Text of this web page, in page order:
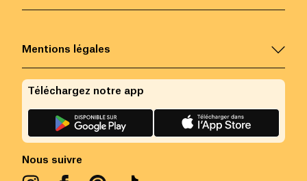
Mentions légales
Nous suivre
Téléchargez notre app